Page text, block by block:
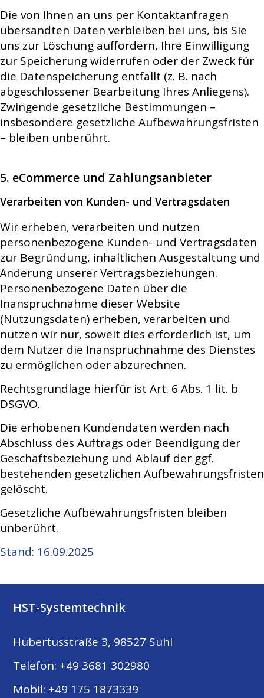
Die von Ihnen an uns per Kontaktanfragen
übersandten Daten verbleiben bei uns, bis Sie
uns zur Löschung auffordern, Ihre Einwilligung
zur Speicherung widerrufen oder der Zweck für
die Datenspeicherung entfällt (z. B. nach
abgeschlossener Bearbeitung Ihres Anliegens).
Zwingende gesetzliche Bestimmungen –
insbesondere gesetzliche Aufbewahrungsfristen
– bleiben unberührt.
5. eCommerce und Zahlungsanbieter
Verarbeiten von Kunden- und Vertragsdaten
Wir erheben, verarbeiten und nutzen
personenbezogene Kunden- und Vertragsdaten
zur Begründung, inhaltlichen Ausgestaltung und
Änderung unserer Vertragsbeziehungen.
Personenbezogene Daten über die
Inanspruchnahme dieser Website
(Nutzungsdaten) erheben, verarbeiten und
nutzen wir nur, soweit dies erforderlich ist, um
dem Nutzer die Inanspruchnahme des Dienstes
zu ermöglichen oder abzurechnen.
Rechtsgrundlage hierfür ist Art. 6 Abs. 1 lit. b
DSGVO.
Die erhobenen Kundendaten werden nach
Abschluss des Auftrags oder Beendigung der
Geschäftsbeziehung und Ablauf der ggf.
bestehenden gesetzlichen Aufbewahrungsfristen
gelöscht.
Gesetzliche Aufbewahrungsfristen bleiben
unberührt.
Stand: 16.09.2025
HST-Systemtechnik
Hubertusstraße 3, 98527 Suhl
Telefon: +49 3681 302980
​Mobil: +49 175 1873339